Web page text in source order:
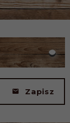
Zapisz